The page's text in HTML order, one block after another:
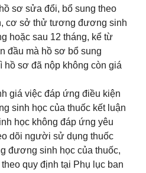
sơ sửa đổi, bổ sung theo
cơ sở thử tương đương sinh
hoặc sau 12 tháng, kể từ
đầu mà hồ sơ bổ sung
hồ sơ đã nộp không còn giá
giá việc đáp ứng điều kiện
sinh học của thuốc kết luận
học không đáp ứng yêu
dõi người sử dụng thuốc
đương sinh học của thuốc,
quy định tại Phụ lục ban